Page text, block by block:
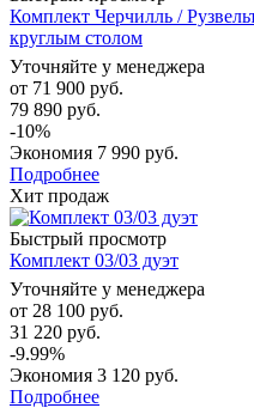
Комплект Черчилль /
круглым столом
Уточняйте у менеджера
от 71 900 руб.
79 890 руб.
-10%
Экономия 7 990 руб.
Подробнее
Хит продаж
Быстрый просмотр
Комплект 03/03 дуэт
Уточняйте у менеджера
от 28 100 руб.
31 220 руб.
-9.99%
Экономия 3 120 руб.
Подробнее